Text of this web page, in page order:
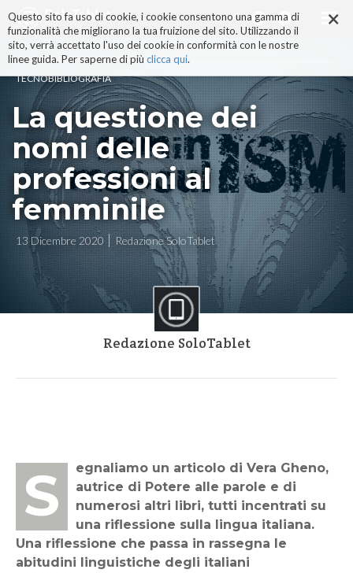
×
Questo sito fa uso di cookie, i cookie consentono una gamma di
funzionalità che migliorano la tua fruizione del sito. Utilizzando il
sito, verrà accettato l'uso dei cookie in conformità con le nostre
linee guida. Per saperne di più clicca qui.
ai
contenuti.
|
alla
navigazione
TECNOBIBLIOGRAFIA
La questione dei
nomi delle
professioni al
femminile
13 Dicembre 2020 Redazione SoloTablet
Redazione SoloTablet
Segnaliamo un articolo di Vera Gheno,
autrice di Potere alle parole e di
numerosi altri libri, tutti incentrati su
una riflessione sulla lingua italiana.
Una riflessione che passa in rassegna le
abitudini linguistiche degli italiani